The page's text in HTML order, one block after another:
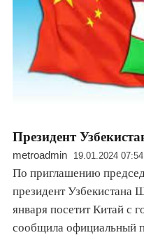
Президент
metroadmin 19.01.2024 07:54
По приглашению
президент Узбекистана
января посетит Китай с
сообщила официальный